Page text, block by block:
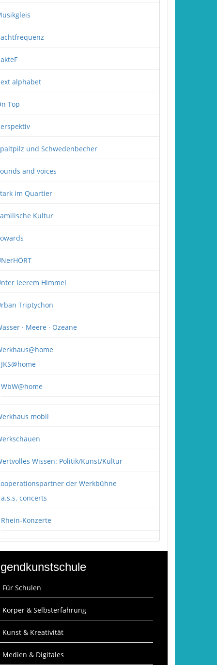
alphabet
Top
und Schwedenbecher
and voices
im Quartier
Kultur
leerem Himmel
Triptychon
· Meere · Ozeane
JKS@home
WbW@home
mobil
Wissen: Politik/Kunst/Kultur
der Werkbühne
a.s.s. concerts
Rhein-Konzerte
Für Schulen
Körper & Selbsterfahrung
Kunst & Kreativität
Medien & Digitales